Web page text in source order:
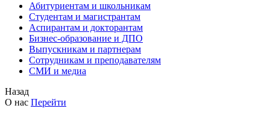
Абитуриентам и школьникам
Студентам и магистрантам
Аспирантам и докторантам
Бизнес-образование и ДПО
Выпускникам и партнерам
Сотрудникам и преподавателям
СМИ и медиа
Назад
О нас Перейти